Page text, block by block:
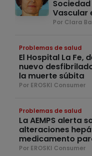
Vascular
Por Clara
Problemas de salud
El Hospital La Fe,
nuevo
la muerte súbita
Por EROSKI Consumer
Problemas de salud
La AEMPS alerta
alteraciones
medicamento
Por EROSKI Consumer